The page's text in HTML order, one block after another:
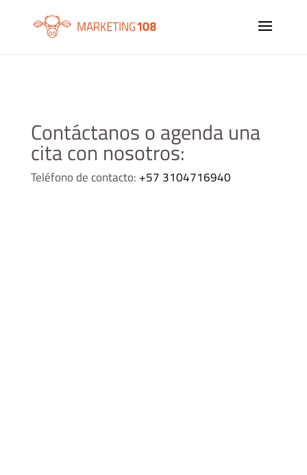
Contáctanos o agenda una
cita con nosotros:
Teléfono de contacto: +57 3104716940